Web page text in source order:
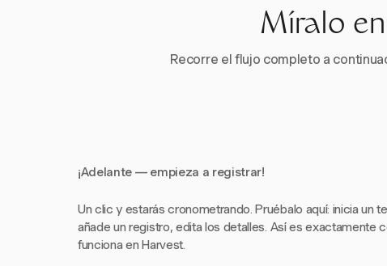
Míralo
Recorre el flujo completo a
¡Adelante — empieza a registrar!
Un clic y estarás cronometrando. Pruébalo aquí: inicia un
añade un registro, edita los detalles. Así es exactamente
funciona en Harvest.